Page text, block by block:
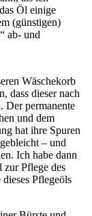
Öl einige
(günstigen)
ab- und
Wäschekorb
dass dieser nach
Der permanente
und dem
hat ihre Spuren
– und
Ich habe dann
zur Pflege des
Pflegeöls